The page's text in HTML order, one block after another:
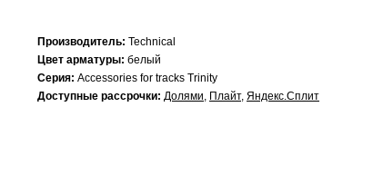
Производитель: Technical
Цвет арматуры: белый
Серия: Accessories for tracks Trinity
Доступные рассрочки: Долями, Плайт, Яндекс.Сплит